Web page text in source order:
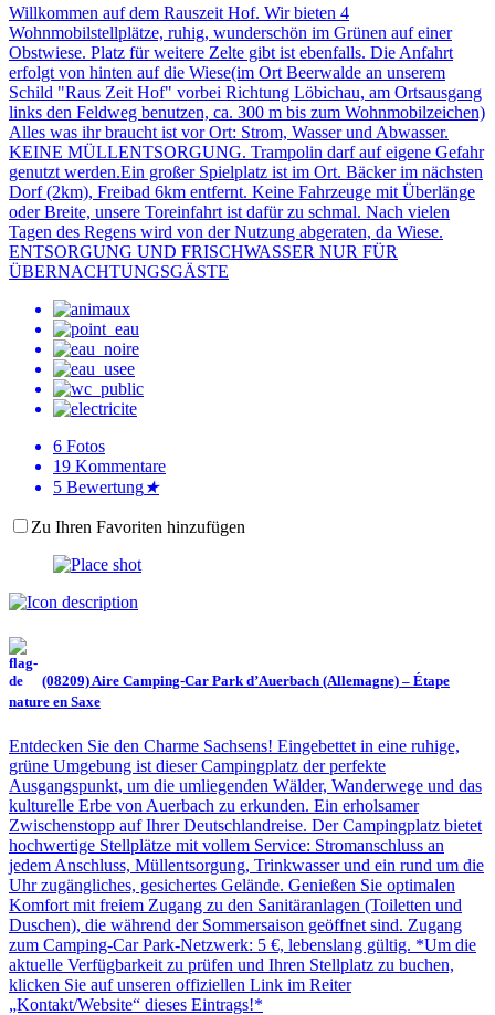
Willkommen auf dem Rauszeit Hof. Wir bieten 4
Wohnmobilstellplätze, ruhig, wunderschön im Grünen auf einer
Obstwiese. Platz für weitere Zelte gibt ist ebenfalls. Die Anfahrt
erfolgt von hinten auf die Wiese(im Ort Beerwalde an unserem
Schild "Raus Zeit Hof" vorbei Richtung Löbichau, am Ortsausgang
links den Feldweg benutzen, ca. 300 m bis zum Wohnmobilzeichen)
Alles was ihr braucht ist vor Ort: Strom, Wasser und Abwasser.
KEINE MÜLLENTSORGUNG. Trampolin darf auf eigene Gefahr
genutzt werden.Ein großer Spielplatz ist im Ort. Bäcker im nächsten
Dorf (2km), Freibad 6km entfernt. Keine Fahrzeuge mit Überlänge
oder Breite, unsere Toreinfahrt ist dafür zu schmal. Nach vielen
Tagen des Regens wird von der Nutzung abgeraten, da Wiese.
ENTSORGUNG UND FRISCHWASSER NUR FÜR
ÜBERNACHTUNGSGÄSTE
6 Fotos
19 Kommentare
5 Bewertung★
Zu Ihren Favoriten hinzufügen
(08209) Aire Camping-Car Park d’Auerbach (Allemagne) – Étape
nature en Saxe
Entdecken Sie den Charme Sachsens! Eingebettet in eine ruhige,
grüne Umgebung ist dieser Campingplatz der perfekte
Ausgangspunkt, um die umliegenden Wälder, Wanderwege und das
kulturelle Erbe von Auerbach zu erkunden. Ein erholsamer
Zwischenstopp auf Ihrer Deutschlandreise. Der Campingplatz bietet
hochwertige Stellplätze mit vollem Service: Stromanschluss an
jedem Anschluss, Müllentsorgung, Trinkwasser und ein rund um die
Uhr zugängliches, gesichertes Gelände. Genießen Sie optimalen
Komfort mit freiem Zugang zu den Sanitäranlagen (Toiletten und
Duschen), die während der Sommersaison geöffnet sind. Zugang
zum Camping-Car Park-Netzwerk: 5 €, lebenslang gültig. *Um die
aktuelle Verfügbarkeit zu prüfen und Ihren Stellplatz zu buchen,
klicken Sie auf unseren offiziellen Link im Reiter
„Kontakt/Website“ dieses Eintrags!*